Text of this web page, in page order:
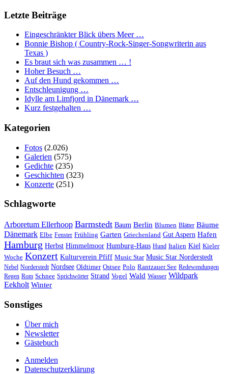
Letzte Beiträge
Eingeschränkter Blick übers Meer …
Bonnie Bishop ( Country-Rock-Singer-Songwriterin aus
Texas )
Es braut sich was zusammen … !
Hoher Besuch …
Auf den Hund gekommen …
Entschleunigung …
Idylle am Limfjord in Dänemark …
Kurz festgehalten …
Kategorien
Fotos (2.026)
Galerien (575)
Gedichte (235)
Geschichten (323)
Konzerte (251)
Schlagworte
Arboretum Ellerhoop Barmstedt Baum Berlin Blumen Blätter Bäume
Dänemark Elbe Fenster Frühling Garten Griechenland Gut Aspern Hafen
Hamburg Herbst Himmelmoor Humburg-Haus Hund Italien Kiel Kieler
Woche Konzert Kulturverein Pfiff Music Star Music Star Norderstedt
Nebel Norderstedt Nordsee Oldtimer Ostsee Polo Rantzauer See Redewendungen
Regen Rom Schnee Sprichwörter Strand Vogel Wald Wasser Wildpark
Eekholt Winter
Sonstiges
Über mich
Newsletter
Gästebuch
Anmelden
Datenschutzerklärung